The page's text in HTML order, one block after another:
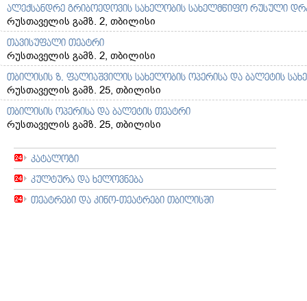
ალექსანდრე გრიბოედოვის სახელობის სახელმწიფო რუსული
რუსთაველის გამზ. 2, თბილისი
თავისუფალი თეატრი
რუსთაველის გამზ. 2, თბილისი
თბილისის ზ. ფალიაშვილის სახელობის ოპერისა და ბალეტის
რუსთაველის გამზ. 25, თბილისი
თბილისის ოპერისა და ბალეტის თეატრი
რუსთაველის გამზ. 25, თბილისი
კატალოგი
კულტურა და ხელოვნება
თეატრები და კინო-თეატრები თბილისში